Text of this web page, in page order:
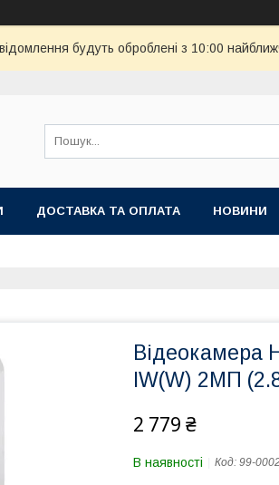
будуть оброблені з 10:00
ДОСТАВКА ТА ОПЛАТА НОВИНИ
Відеокамера
IW(W) 2МП
2 779 ₴
В наявності Код: 99-